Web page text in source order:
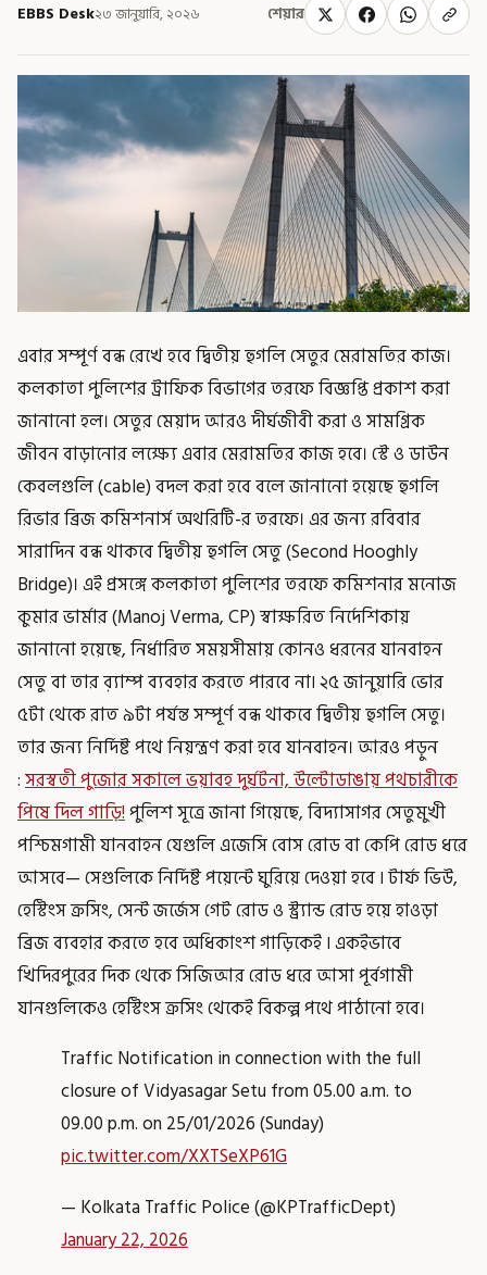
EBBS Desk২৩ জানুয়ারি, ২০২৬ শেয়ার
এবার সম্পূর্ণ বন্ধ রেখে হবে দ্বিতীয় হুগলি সেতুর মেরামতির কাজ।
কলকাতা পুলিশের ট্রাফিক বিভাগের তরফে বিজ্ঞপ্তি প্রকাশ করা
জানানো হল। সেতুর মেয়াদ আরও দীর্ঘজীবী করা ও সামগ্রিক
জীবন বাড়ানোর লক্ষ্যে এবার মেরামতির কাজ হবে। স্টে ও ডাউন
কেবলগুলি (cable) বদল করা হবে বলে জানানো হয়েছে হুগলি
রিভার ব্রিজ কমিশনার্স অথরিটি-র তরফে। এর জন্য রবিবার
সারাদিন বন্ধ থাকবে দ্বিতীয় হুগলি সেতু (Second Hooghly
Bridge)। এই প্রসঙ্গে কলকাতা পুলিশের তরফে কমিশনার মনোজ
কুমার ভার্মার (Manoj Verma, CP) স্বাক্ষরিত নির্দেশিকায়
জানানো হয়েছে, নির্ধারিত সময়সীমায় কোনও ধরনের যানবাহন
সেতু বা তার ব়্যাম্প ব্যবহার করতে পারবে না৷ ২৫ জানুয়ারি ভোর
৫টা থেকে রাত ৯টা পর্যন্ত সম্পূর্ণ বন্ধ থাকবে দ্বিতীয় হুগলি সেতু।
তার জন্য নির্দিষ্ট পথে নিয়ন্ত্রণ করা হবে যানবাহন। আরও পড়ুন
:সরস্বতী পুজোর সকালে ভয়াবহ দুর্ঘটনা, উল্টোডাঙায় পথচারীকে
পিষে দিল গাড়ি!পুলিশ সূত্রে জানা গিয়েছে, বিদ্যাসাগর সেতুমুখী
পশ্চিমগামী যানবাহন যেগুলি এজেসি বোস রোড বা কেপি রোড ধরে
আসবে— সেগুলিকে নির্দিষ্ট পয়েন্টে ঘুরিয়ে দেওয়া হবে ৷ টার্ফ ভিউ,
হেস্টিংস ক্রসিং, সেন্ট জর্জেস গেট রোড ও স্ট্র্যান্ড রোড হয়ে হাওড়া
ব্রিজ ব্যবহার করতে হবে অধিকাংশ গাড়িকেই ৷ একইভাবে
খিদিরপুরের দিক থেকে সিজিআর রোড ধরে আসা পূর্বগামী
যানগুলিকেও হেস্টিংস ক্রসিং থেকেই বিকল্প পথে পাঠানো হবে।
Traffic Notification in connection with the full
closure of Vidyasagar Setu from 05.00 a.m. to
09.00 p.m. on 25/01/2026 (Sunday)
pic.twitter.com/XXTSeXP61G
— Kolkata Traffic Police (@KPTrafficDept)
January 22, 2026